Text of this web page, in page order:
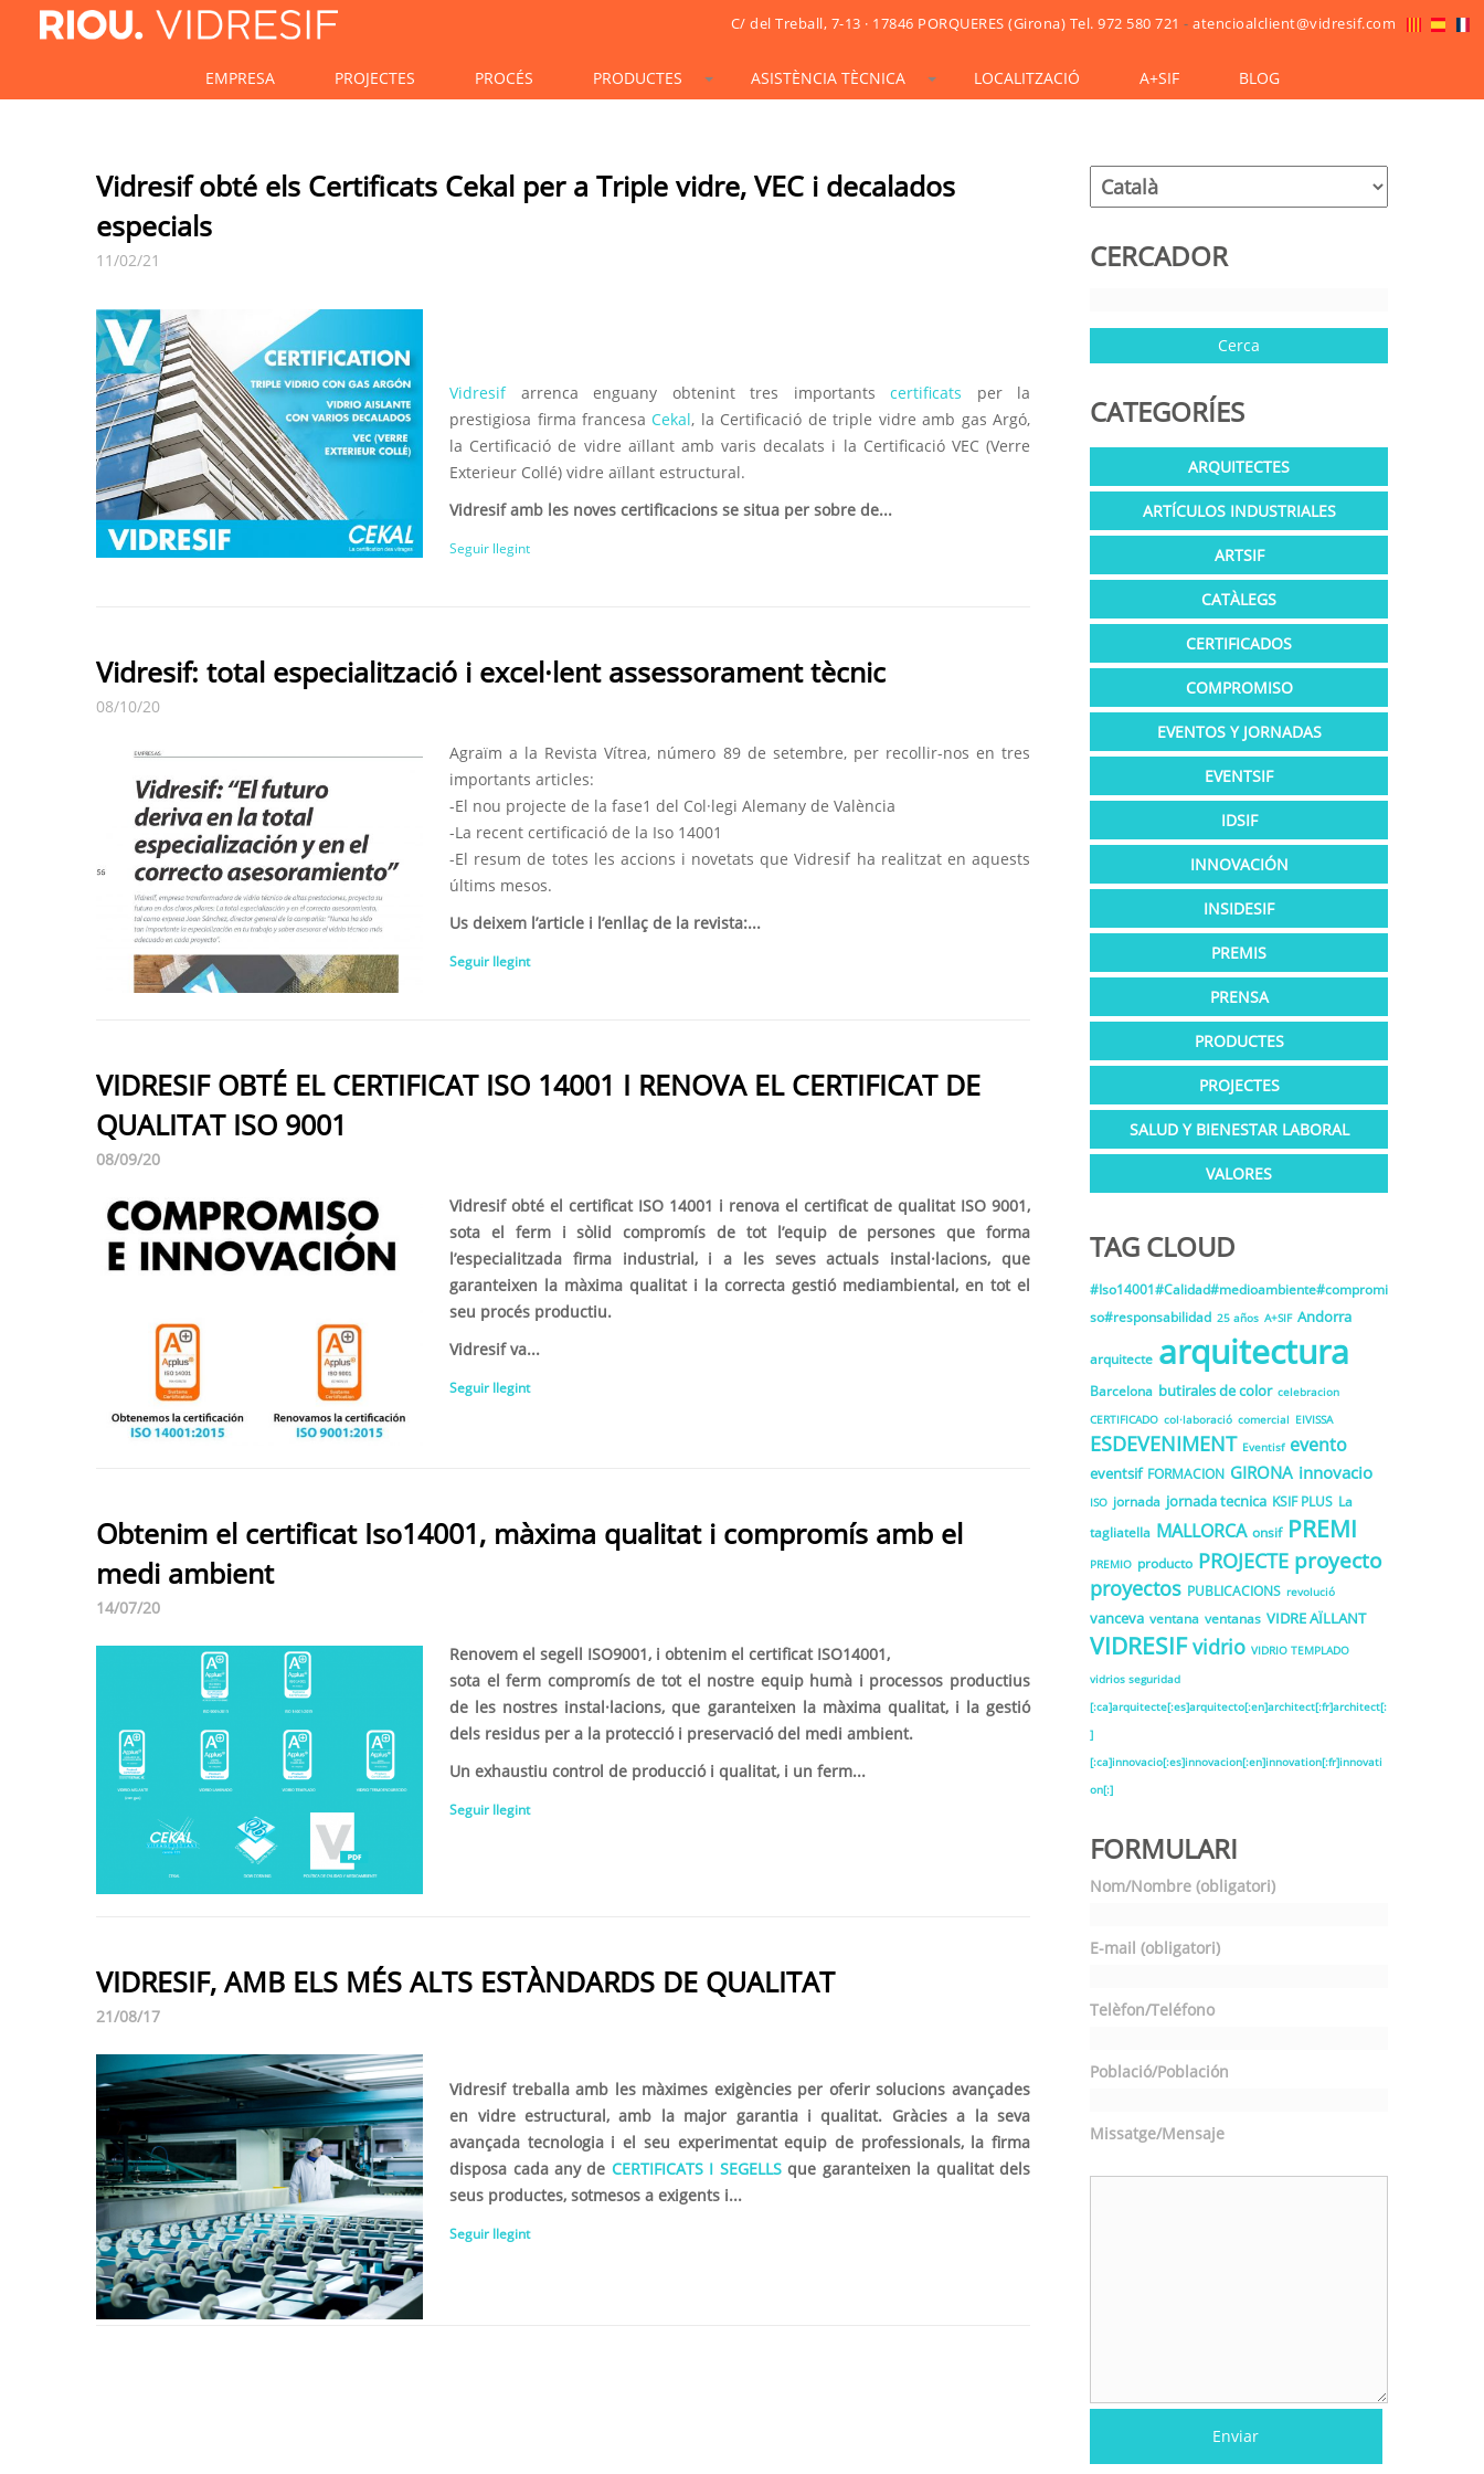
C/ del Treball, 7-13 · 17846 PORQUERES (Girona) Tel. 972 580 721 -atencioalclient@vidresif.com
EMPRESA PROJECTES PROCÉS PRODUCTES
TOTALSIF
ASISTÈNCIA TÈCNICA LOCALITZACIÓ A+SIF BLOG
Vidresif obté els Certificats Cekal per a Triple vidre, VEC i decalados
especials
11/02/21
Vidresifarrenca enguany obtenint tres importantscertificats per la
prestigiosa firma francesaCekal, la Certificació de triple vidre amb gas Argó,
la Certificació de vidre aïllant amb varis decalats i la Certificació VEC (Verre
Exterieur Collé) vidre aïllant estructural.
Vidresif amb les noves certificacions se situa per sobre de...
Seguir llegint
Vidresif: total especialització i excel·lent assessorament tècnic
08/10/20
Agraïm a la Revista Vítrea, número 89 de setembre, per recollir-nos en tres
importants articles:
-El nou projecte de la fase1 del Col·legi Alemany de València
-La recent certificació de la Iso 14001
-El resum de totes les accions i novetats que Vidresif ha realitzat en aquests
últims mesos.
Us deixem l’article i l’enllaç de la revista:...
Seguir llegint
VIDRESIF OBTÉ EL CERTIFICAT ISO 14001 I RENOVA EL CERTIFICAT DE
QUALITAT ISO 9001
08/09/20
Vidresif obté el certificat ISO 14001 i renova el certificat de qualitat ISO 9001,
sota el ferm i sòlid compromís de tot l’equip de persones que forma
l’especialitzada firma industrial, i a les seves actuals instal·lacions, que
garanteixen la màxima qualitat i la correcta gestió mediambiental, en tot el
seu procés productiu.
Vidresif va...
Seguir llegint
Obtenim el certificat Iso14001, màxima qualitat i compromís amb el
medi ambient
14/07/20
Renovem el segell ISO9001, i obtenim el certificat ISO14001,
sota el ferm compromís de tot el nostre equip humà i processos productius
de les nostres instal·lacions, que garanteixen la màxima qualitat, i la gestió
dels residus per a la protecció i preservació del medi ambient.
Un exhaustiu control de producció i qualitat, i un ferm...
Seguir llegint
VIDRESIF, AMB ELS MÉS ALTS ESTÀNDARDS DE QUALITAT
21/08/17
Vidresif treballa amb les màximes exigències per oferir solucions avançades
en vidre estructural, amb la major garantia i qualitat. Gràcies a la seva
avançada tecnologia i el seu experimentat equip de professionals, la firma
disposa cada any de CERTIFICATS I SEGELLSque garanteixen la qualitat dels
seus productes, sotmesos a exigents i...
Seguir llegint
CERCADOR
CATEGORÍES
ARQUITECTES
ARTÍCULOS INDUSTRIALES
ARTSIF
CATÀLEGS
CERTIFICADOS
COMPROMISO
EVENTOS Y JORNADAS
EVENTSIF
IDSIF
INNOVACIÓN
INSIDESIF
PREMIS
PRENSA
PRODUCTES
PROJECTES
SALUD Y BIENESTAR LABORAL
VALORES
TAG CLOUD
#Iso14001#Calidad#medioambiente#compromi
so#responsabilidad 25 años A+SIF Andorra
arquitecte arquitectura
Barcelona butirales de color celebracion
CERTIFICADO col·laboració comercial EIVISSA
ESDEVENIMENT Eventisf evento
eventsif FORMACION GIRONA innovacio
ISO jornada jornada tecnica KSIF PLUS La
tagliatella MALLORCA onsif PREMI
PREMIO producto PROJECTE proyecto
proyectos PUBLICACIONS revolució
vanceva ventana ventanas VIDRE AÏLLANT
VIDRESIF vidrio VIDRIO TEMPLADO
vidrios seguridad
[:ca]arquitecte[:es]arquitecto[:en]architect[:fr]architect[:
]
[:ca]innovacio[:es]innovacion[:en]innovation[:fr]innovati
on[:]
FORMULARI
Nom/Nombre (obligatori)
E-mail (obligatori)
Telèfon/Teléfono
Població/Población
Missatge/Mensaje